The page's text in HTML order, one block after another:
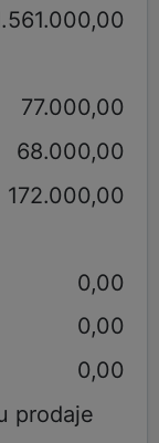
77.000,00
68.000,00
172.000,00
0,00
0,00
0,00
prodaje